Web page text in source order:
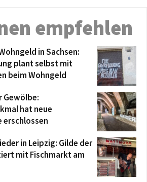
empfehlen
in Sachsen:
plant selbst mit
beim Wohngeld
Gewölbe:
hat neue
erschlossen
in Leipzig: Gilde der
mit Fischmarkt am